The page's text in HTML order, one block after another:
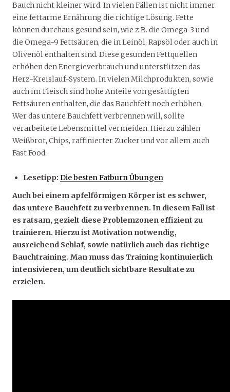
Bauch nicht kleiner wird. In vielen Fällen ist nicht immer
eine fettarme Ernährung die richtige Lösung. Fette
können durchaus gesund sein, wie z.B. die Omega-3 und
die Omega-9 Fettsäuren, die in Leinöl, Rapsöl oder auch in
Olivenöl enthalten sind. Diese gesunden Fettquellen
erhöhen den Energieverbrauch und unterstützen das
Herz-Kreislauf-System. In vielen Milchprodukten, sowie
auch im Fleisch sind hohe Anteile von gesättigten
Fettsäuren enthalten, die das Bauchfett noch erhöhen.
Wer das untere Bauchfett verbrennen will, sollte
verarbeitete Lebensmittel vermeiden. Hierzu zählen
Weißbrot, Chips, raffinierter Zucker und vor allem auch
Fast Food.
Lesetipp: Die besten Fatburn Übungen
Auch bei einem apfelförmigen Körper ist es schwer,
das untere Bauchfett zu verbrennen. In diesem Fall ist
es ratsam, gezielt diese Problemzonen effizient zu
trainieren. Hierzu ist Motivation notwendig,
ausreichend Schlaf, sowie natürlich auch das richtige
Bauchtraining. Man muss das Training kontinuierlich
intensivieren, um deutlich sichtbare Resultate zu
erzielen.